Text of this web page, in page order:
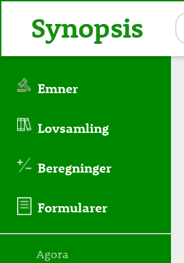
Emner
Lovsamling
Beregninger
Formularer
Agora
Synopsis